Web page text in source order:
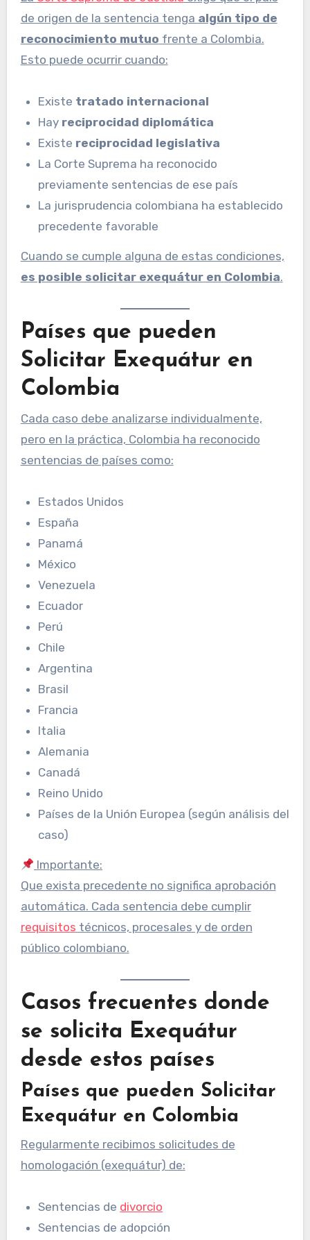
de origen de la sentencia tenga algún tipo de
reconocimiento mutuo frente a Colombia.
Esto puede ocurrir cuando:
Existe tratado internacional
Hay reciprocidad diplomática
Existe reciprocidad legislativa
La Corte Suprema ha reconocido
previamente sentencias de ese país
La jurisprudencia colombiana ha establecido
precedente favorable
Cuando se cumple alguna de estas condiciones,
es posible solicitar exequátur en Colombia.
Países que pueden
Solicitar Exequátur en
Colombia
Cada caso debe analizarse individualmente,
pero en la práctica, Colombia ha reconocido
sentencias de países como:
Estados Unidos
España
Panamá
México
Venezuela
Ecuador
Perú
Chile
Argentina
Brasil
Francia
Italia
Alemania
Canadá
Reino Unido
Países de la Unión Europea (según análisis del
caso)
Importante:
Que exista precedente no significa aprobación
automática. Cada sentencia debe cumplir
requisitos técnicos, procesales y de orden
público colombiano.
Casos frecuentes donde
se solicita Exequátur
desde estos países
Países que pueden Solicitar
Exequátur en Colombia
Regularmente recibimos solicitudes de
homologación (exequátur) de:
Sentencias de divorcio
Sentencias de adopción